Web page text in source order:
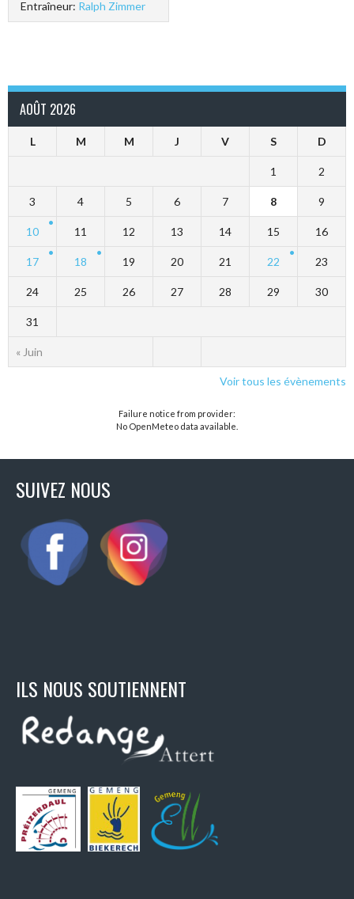
Entraîneur: Ralph Zimmer
AOÛT 2026
L M M J V S D
« Juin
1 2
3 4 5 6 7 8 9
10 11 12 13 14 15 16
17 18 19 20 21 22 23
24 25 26 27 28 29 30
31
Voir tous les évènements
Failure notice from provider:
No OpenMeteo data available.
SUIVEZ NOUS
ILS NOUS SOUTIENNENT